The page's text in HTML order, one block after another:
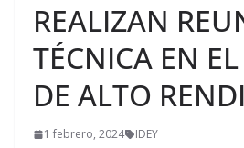
REALIZAN
TÉCNICA EN
DE ALTO
1 febrero, 2024 IDEY